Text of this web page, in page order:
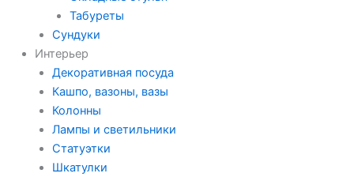
Табуреты
Сундуки
Интерьер
Декоративная посуда
Кашпо, вазоны, вазы
Колонны
Лампы и светильники
Статуэтки
Шкатулки